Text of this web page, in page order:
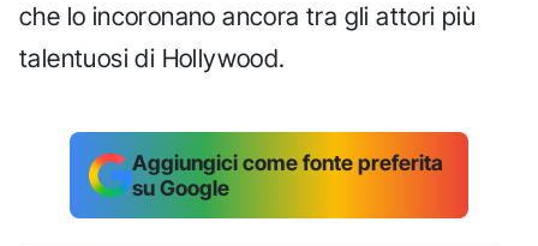
che lo incoronano ancora tra gli attori più
talentuosi di Hollywood.
Aggiungici come fonte preferita
su Google